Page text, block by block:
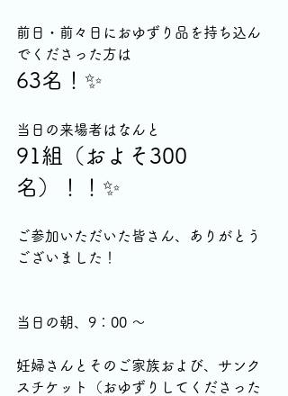
前日・前々日におゆずり品を持ち込ん
でくださった方は
63名！✨
当日の来場者はなんと
91組（およそ300
名）！！✨
ご参加いただいた皆さん、ありがとう
ございました！
当日の朝、9：00 〜
妊婦さんとそのご家族および、サンク
スチケット（おゆずりしてくださった